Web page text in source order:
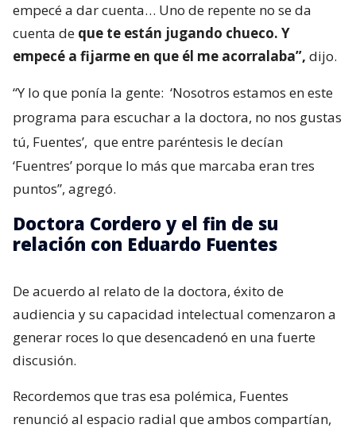
empecé a dar cuenta… Uno de repente no se da
cuenta de que te están jugando chueco. Y
empecé a fijarme en que él me acorralaba”, dijo.
“Y lo que ponía la gente: ‘Nosotros estamos en este
programa para escuchar a la doctora, no nos gustas
tú, Fuentes’, que entre paréntesis le decían
‘Fuentres’ porque lo más que marcaba eran tres
puntos”, agregó.
Doctora Cordero y el fin de su
relación con Eduardo Fuentes
De acuerdo al relato de la doctora, éxito de
audiencia y su capacidad intelectual comenzaron a
generar roces lo que desencadenó en una fuerte
discusión.
Recordemos que tras esa polémica, Fuentes
renunció al espacio radial que ambos compartían,